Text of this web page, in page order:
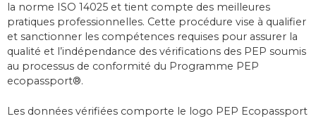
la norme ISO 14025 et tient compte des meilleures
pratiques professionnelles. Cette procédure vise à qualifier
et sanctionner les compétences requises pour assurer la
qualité et l’indépendance des vérifications des PEP soumis
au processus de conformité du Programme PEP
ecopassport®.
Les données vérifiées comporte le logo PEP Ecopassport